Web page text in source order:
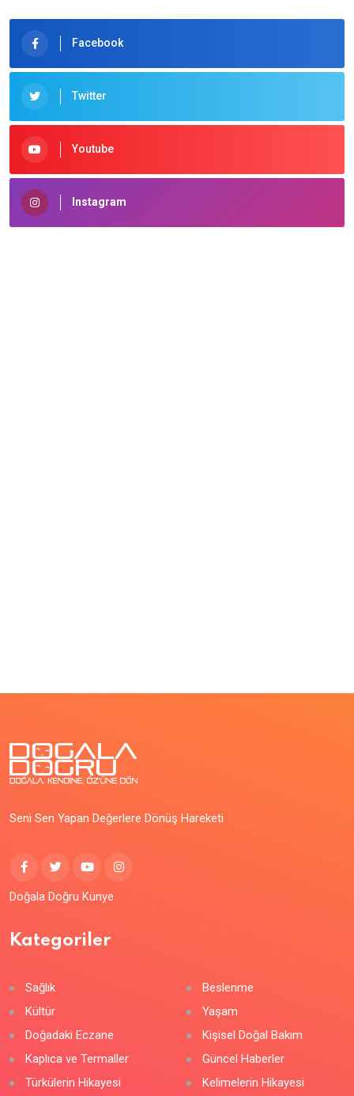
Facebook
Twitter
Youtube
Instagram
Seni Sen Yapan Değerlere Dönüş Hareketi
Doğala Doğru Künye
Kategoriler
Sağlık
Beslenme
Kültür
Yaşam
Doğadaki Eczane
Kişisel Doğal Bakım
Kaplıca ve Termaller
Güncel Haberler
Türkülerin Hikayesi
Kelimelerin Hikayesi